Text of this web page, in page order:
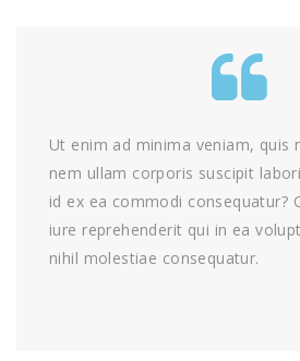
Ut enim ad minima veniam, quis
nem ullam corporis suscipit
id ex ea commodi consequatur?
iure reprehenderit qui in ea
nihil molestiae consequatur.